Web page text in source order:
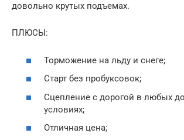
довольно крутых подъемах.
ПЛЮСЫ:
Торможение на льду и снеге;
Старт без пробуксовок;
Сцепление с дорогой в любых
условиях;
Отличная цена;